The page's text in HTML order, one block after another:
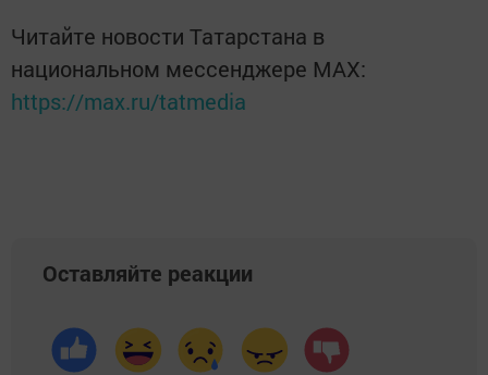
Читайте новости Татарстана в
национальном мессенджере MАХ:
https://max.ru/tatmedia
Оставляйте реакции